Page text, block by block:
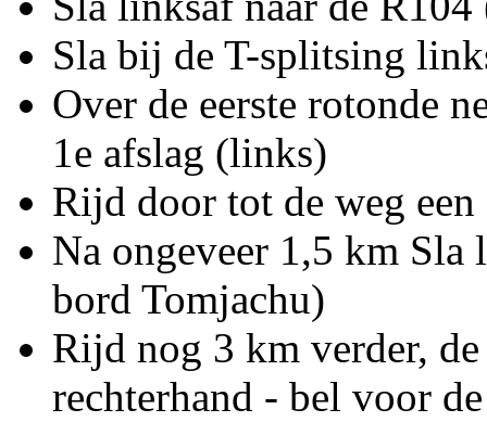
Sla bij de T-splitsing
Over de eerste rotonde
1e afslag (links)
Rijd door tot de weg
Na ongeveer 1,5 km
bord Tomjachu)
Rijd nog 3 km verder,
rechterhand - bel voor